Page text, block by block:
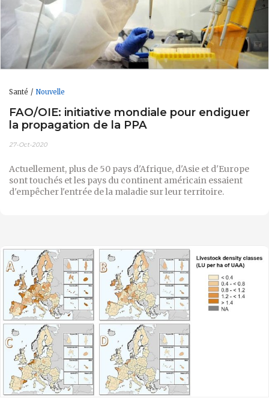
Santé Nouvelle
FAO/OIE: initiative mondiale pour endiguer
la propagation de la PPA
27-Oct-2020
Actuellement, plus de 50 pays d'Afrique, d'Asie et d'Europe
sont touchés et les pays du continent américain essaient
d'empêcher l'entrée de la maladie sur leur territoire.